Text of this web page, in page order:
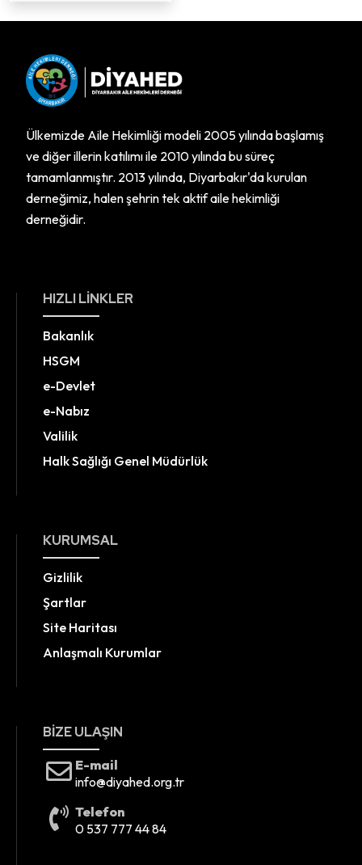
Ülkemizde Aile Hekimliği modeli 2005 yılında başlamış
ve diğer illerin katılımı ile 2010 yılında bu süreç
tamamlanmıştır. 2013 yılında, Diyarbakır'da kurulan
derneğimiz, halen şehrin tek aktif aile hekimliği
derneğidir.
HIZLI LINKLER
Bakanlık
HSGM
e-Devlet
e-Nabız
Valilik
Halk Sağlığı Genel Müdürlük
KURUMSAL
Gizlilik
Şartlar
Site Haritası
Anlaşmalı Kurumlar
BIZE ULAŞIN
E-mail
info@diyahed.org.tr
Telefon
0 537 777 44 84